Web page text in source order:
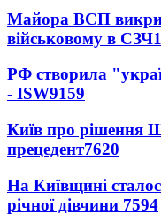
Майора ВСП
військовому в СЗЧ
РФ створила
- ISW9159
Київ про рішення
прецедент7620
На Київщині
річної дівчини 7594